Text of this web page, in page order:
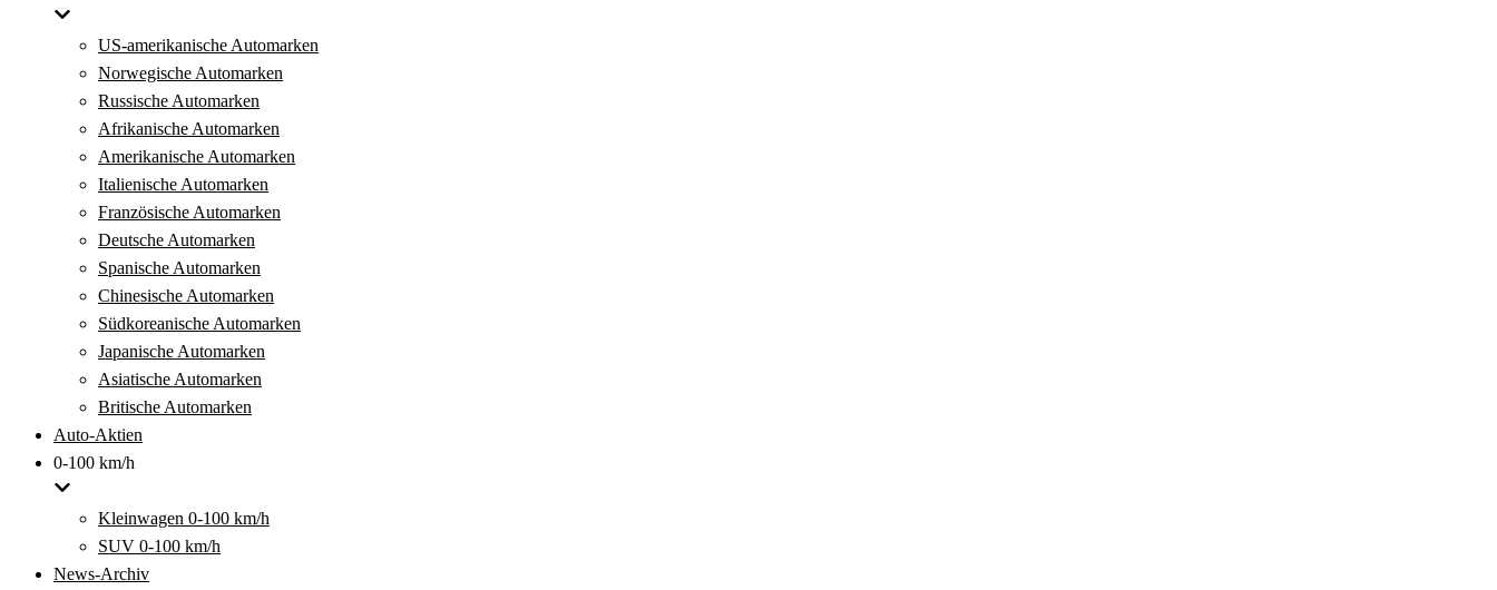
US-amerikanische Automarken
Norwegische Automarken
Russische Automarken
Afrikanische Automarken
Amerikanische Automarken
Italienische Automarken
Französische Automarken
Deutsche Automarken
Spanische Automarken
Chinesische Automarken
Südkoreanische Automarken
Japanische Automarken
Asiatische Automarken
Britische Automarken
Auto-Aktien
0-100 km/h
Kleinwagen 0-100 km/h
SUV 0-100 km/h
News-Archiv